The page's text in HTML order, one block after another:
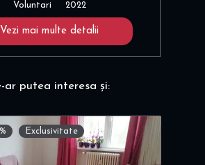
Voluntari 2022
Vezi mai multe detalii
ar putea interesa și:
Exclusivitate